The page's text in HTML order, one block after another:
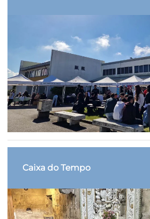
Caixa do Tempo